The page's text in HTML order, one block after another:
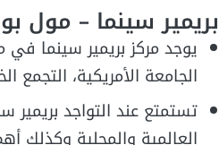
بريمير سينما – مول
الجامعة الأمريكية، التجمع
تستمتع عند التواجد بريمير